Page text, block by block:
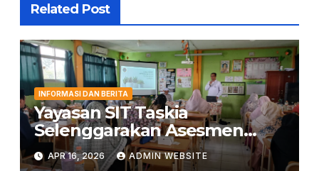
Related Post
INFORMASI DAN BERITA
Yayasan SIT Taskia
Selenggarakan Asesmen
Kepemimpinan untuk
Penguatan Mutu Pendidikan
APR 16, 2026 ADMIN WEBSITE